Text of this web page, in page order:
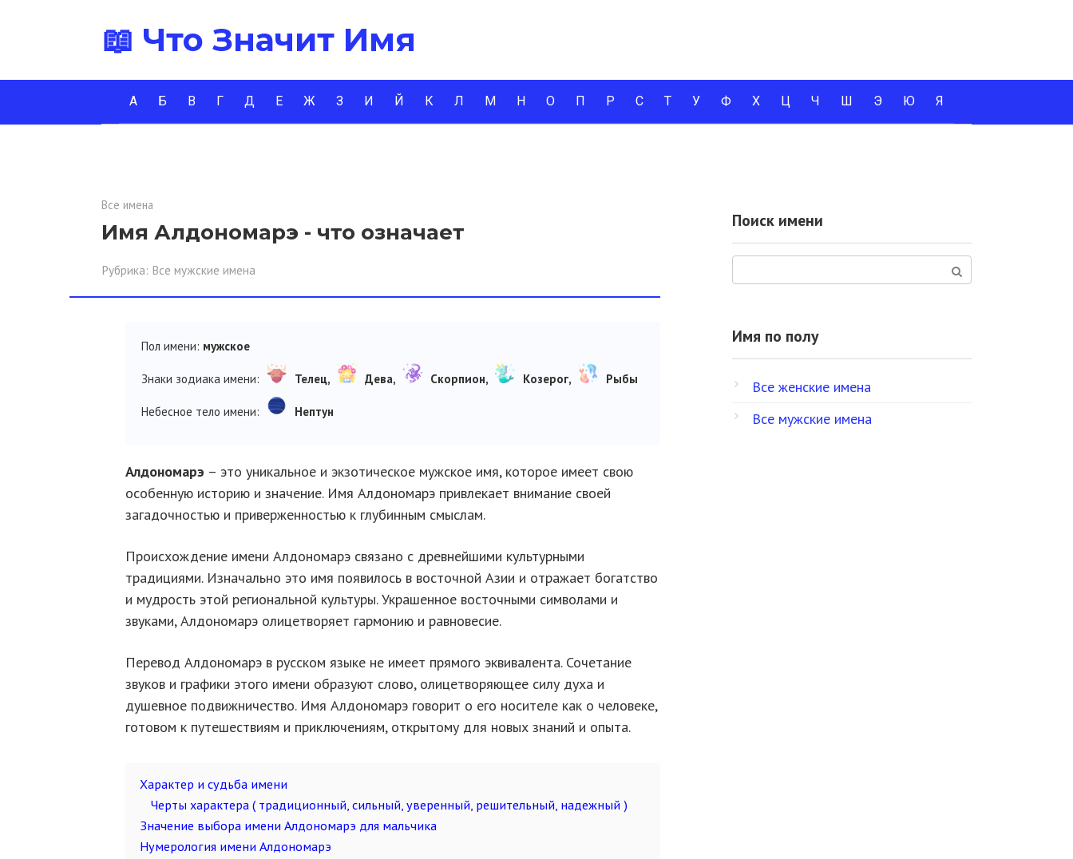
📖 Что Значит Имя
А Б В Г Д Е Ж З И Й К Л М Н О П Р С Т У Ф Х Ц Ч Ш Э Ю Я
Все имена
Имя Алдономарэ - что означает
Рубрика: Все мужские имена
Пол имени: мужское
Знаки зодиака имени: Телец, Дева, Скорпион, Козерог, Рыбы
Небесное тело имени: Нептун
Алдономарэ – это уникальное и экзотическое мужское имя, которое имеет свою
особенную историю и значение. Имя Алдономарэ привлекает внимание своей
загадочностью и приверженностью к глубинным смыслам.
Происхождение имени Алдономарэ связано с древнейшими культурными
традициями. Изначально это имя появилось в восточной Азии и отражает богатство
и мудрость этой региональной культуры. Украшенное восточными символами и
звуками, Алдономарэ олицетворяет гармонию и равновесие.
Перевод Алдономарэ в русском языке не имеет прямого эквивалента. Сочетание
звуков и графики этого имени образуют слово, олицетворяющее силу духа и
душевное подвижничество. Имя Алдономарэ говорит о его носителе как о человеке,
готовом к путешествиям и приключениям, открытому для новых знаний и опыта.
Характер и судьба имени
Черты характера ( традиционный, сильный, уверенный, решительный, надежный )
Значение выбора имени Алдономарэ для мальчика
Нумерология имени Алдономарэ
Поиск имени
Имя по полу
Все женские имена
Все мужские имена